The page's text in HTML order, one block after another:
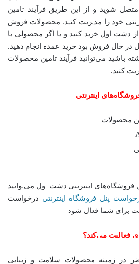
متصل شوید و از این طریق فرآیند تامین
خود را مدیریت کنید. محصولات فروش
دشت اول خرید کنید و یا اگر محصولی با
حال فروش بود خرید عمده انجام دهید.
باشید می‌توانید فرآیند تامین محصولات
کنید.
اینترنتی
محصولات
فروشگاه‌های اینترنتی دشت اول می‌توانید
پنل فروشگاه اینترنتی درخواست
برای شما فعال شود
فعالیت می‌کند؟
در زمینه محصولات سلامت و زیبایی